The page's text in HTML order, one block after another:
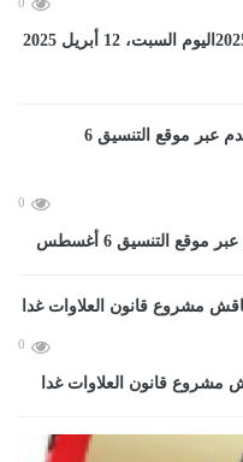
حظك اليوم.. توقعات الابراج الأحد 13-4-2025اليوم السبت، 12 أبريل 2025
0
0
مشروع قانون العلاوات غدا